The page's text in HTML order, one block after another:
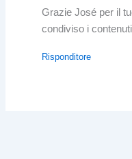
Grazie José per il
condiviso i
Risponditore